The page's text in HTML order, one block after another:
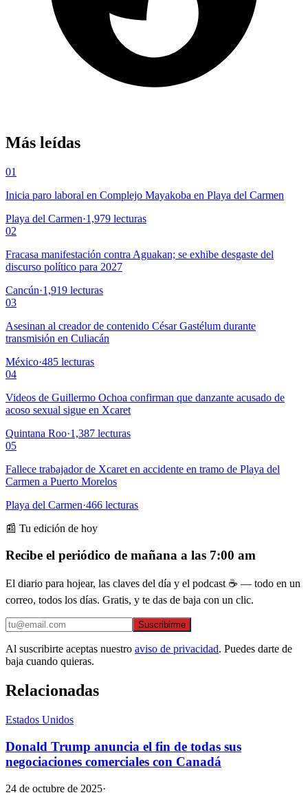
Más leídas
01
Inicia paro laboral en Complejo Mayakoba en Playa del Carmen
Playa del Carmen·1,979 lecturas
02
Fracasa manifestación contra Aguakan; se exhibe desgaste del
discurso político para 2027
Cancún·1,919 lecturas
03
Asesinan al creador de contenido César Gastélum durante
transmisión en Culiacán
México·485 lecturas
04
Videos de Guillermo Ochoa confirman que danzante acusado de
acoso sexual sigue en Xcaret
Quintana Roo·1,387 lecturas
05
Fallece trabajador de Xcaret en accidente en tramo de Playa del
Carmen a Puerto Morelos
Playa del Carmen·466 lecturas
📰 Tu edición de hoy
Recibe el periódico de mañana a las 7:00 am
El diario para hojear, las claves del día y el podcast ☕ — todo en un
correo, todos los días. Gratis, y te das de baja con un clic.
Suscribirme
Al suscribirte aceptas nuestro aviso de privacidad. Puedes darte de
baja cuando quieras.
Relacionadas
Estados Unidos
Donald Trump anuncia el fin de todas sus
negociaciones comerciales con Canadá
24 de octubre de 2025·